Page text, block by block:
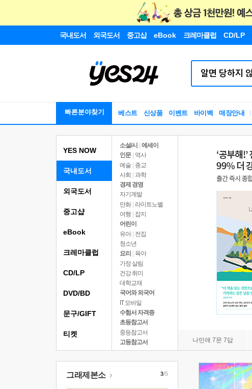
국내도서 외국도서 중고샵 eBook 크레마클럽 CD/LP
빠른분야찾기 베스트 신상품 이벤트 바이백 매장안내
YES NOW
국내도서
소설/시
에세이
인문
역사
예술 | 종교
사회 | 과학
경제 경영
자기계발
만화 | 라이트노벨
여행
잡지
어린이
유아 | 전집
청소년
요리
육아
가정 살림
건강 취미
대학교재
국어와 외국어
IT 모바일
수험서 자격증
초등참고서
중등참고서
고등참고서
나민애 7문 7답
외국도서
중고샵
eBook
크레마클럽
CD/LP
DVD/BD
문구/GIFT
티켓
그래제본소 3/5